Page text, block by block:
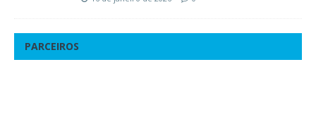
PARCEIROS